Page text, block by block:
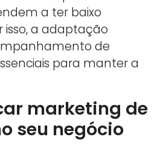
a ter baixo
isso, a adaptação
de
para manter a
marketing de
seu negócio